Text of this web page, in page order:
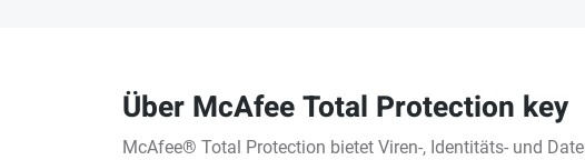
Über McAfee Total Protection key
McAfee® Total Protection bietet Viren-, Identitäts- und